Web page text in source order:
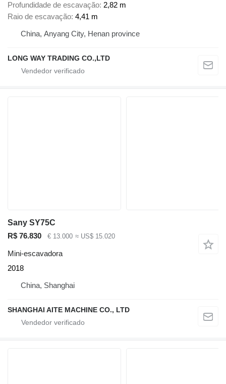
Profundidade de escavação 2,82 m
Raio de escavação 4,41 m
China, Anyang City, Henan province
LONG WAY TRADING CO.,LTD
Sany SY75C
R$ 76.830
€ 13.000 ≈ US$ 15.020
Mini-escavadora
2018
China, Shanghai
SHANGHAI AITE MACHINE CO., LTD